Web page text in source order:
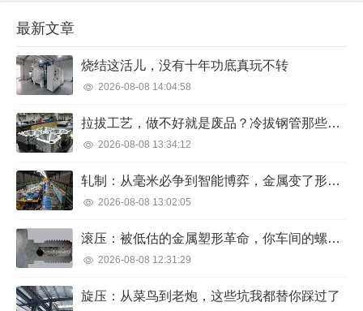
关政策及经营过程中注意事项、《电商法》知识产
权部分解读、疾病诊断...
最新文章
烧结这活儿，没有十年功底真玩不转
2026-08-08 14:04:58
拉拔工艺，做不好就是废品？冷拔钢管那些年我们踩过的坑
2026-08-08 13:34:12
轧制：从毫米必争到智能博弈，金属变了形，人操碎了心
2026-08-08 13:02:05
滚压：被低估的金属塑形革命，你车间的螺栓强度可能正在浪费
2026-08-08 12:31:29
旋压：从菜鸟到老炮，这些坑我都替你踩过了